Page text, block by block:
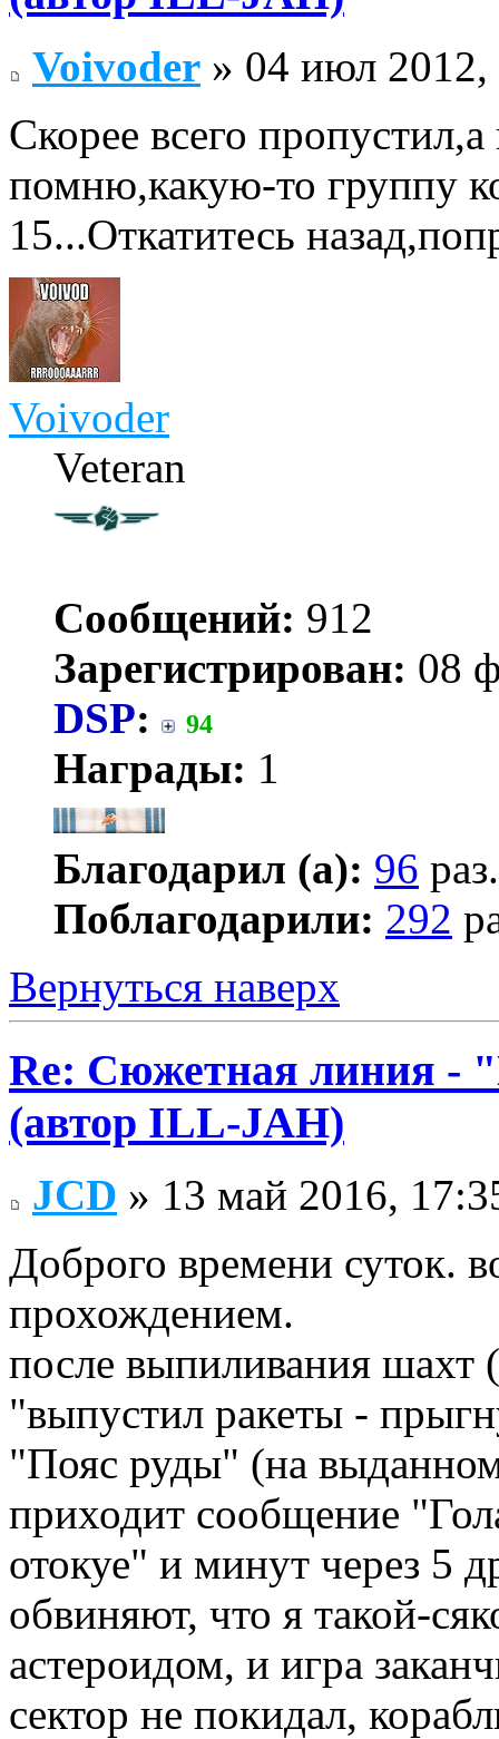
Voivoder » 04 июл 2012,
Скорее всего
помню,какую-то группу
15...Откатитесь
Voivoder
Veteran
Сообщений: 912
Зарегистрирован: 08
DSP: 94
Награды: 1
Благодарил (а): 96 раз.
Поблагодарили: 292
Вернуться наверх
Re: Сюжетная линия -
(автор ILL-JAH)
JCD » 13 май 2016,
Доброго времени суток.
прохождением.
после выпиливания шахт
"выпустил ракеты -
"Пояс руды" (на
приходит сообщение
отокуе" и минут через 5
обвиняют, что я такой-
астероидом, и игра
сектор не покидал,